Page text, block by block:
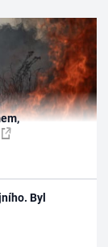
Byl